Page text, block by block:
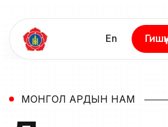
En
МОНГОЛ АРДЫН НАМ